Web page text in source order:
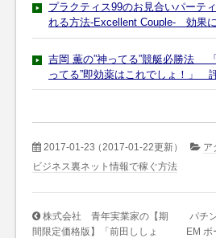
プラクティス99のお見合いパーテ
れる方法-Excellent Couple- 効果
吉岡 薫の”神ってる”競艇必勝法
ってる”即効薬はこれでしょ！」
2017-01-23（2017-01-22更新）
ア
ビジネス裏ネット情報で稼ぐ方法
株式会社 青年実業家の【期
間限定価格版】「前田ししょ
パチ
EM